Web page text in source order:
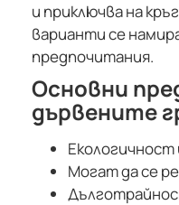
и приключва на
варианти се
предпочитания.
Основни
дървените
Могат да се